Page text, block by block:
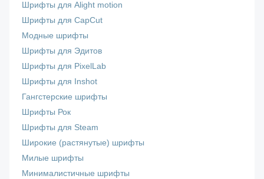
Шрифты для Alight motion
Шрифты для CapCut
Модные шрифты
Шрифты для Эдитов
Шрифты для PixelLab
Шрифты для Inshot
Гангстерские шрифты
Шрифты Рок
Шрифты для Steam
Широкие (растянутые) шрифты
Милые шрифты
Минималистичные шрифты